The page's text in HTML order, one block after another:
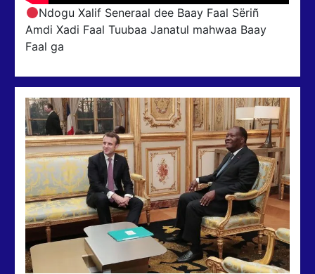
Ndogu Xalif Seneraal dee Baay Faal Sëriñ
Amdi Xadi Faal Tuubaa Janatul mahwaa Baay
Faal ga